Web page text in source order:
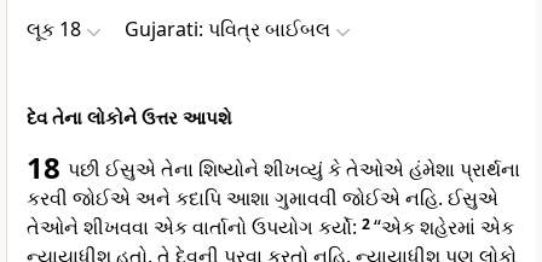
લૂક 18 Gujarati: પવિત્ર બાઈબલ
દેવ તેના લોકોને ઉત્તર આપશે
18 પછી ઈસુએ તેના શિષ્યોને શીખવ્યું કે તેઓએ હંમેશા પ્રાર્થના
કરવી જોઈએ અને કદાપિ આશા ગુમાવવી જોઈએ નહિ. ઈસુએ
તેઓને શીખવવા એક વાર્તાનો ઉપયોગ કર્યો: 2“એક શહેરમાં એક
ન્યાયાધીશ હતો. તે દેવની પરવા કરતો નહિ. ન્યાયાધીશ પણ લોકો